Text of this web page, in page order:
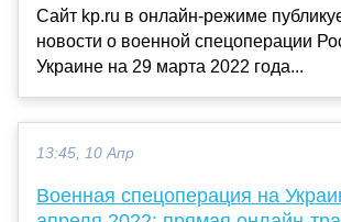
Сайт kp.ru в онлайн-режиме
новости о военной спецоперации
Украине на 29 марта 2022 года...
13:45, 10 Апр
Военная спецоперация на